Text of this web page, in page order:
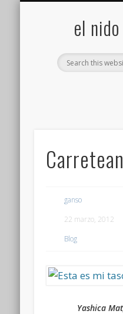
el
ganso
22 marzo, 2012
Blog
Yashica